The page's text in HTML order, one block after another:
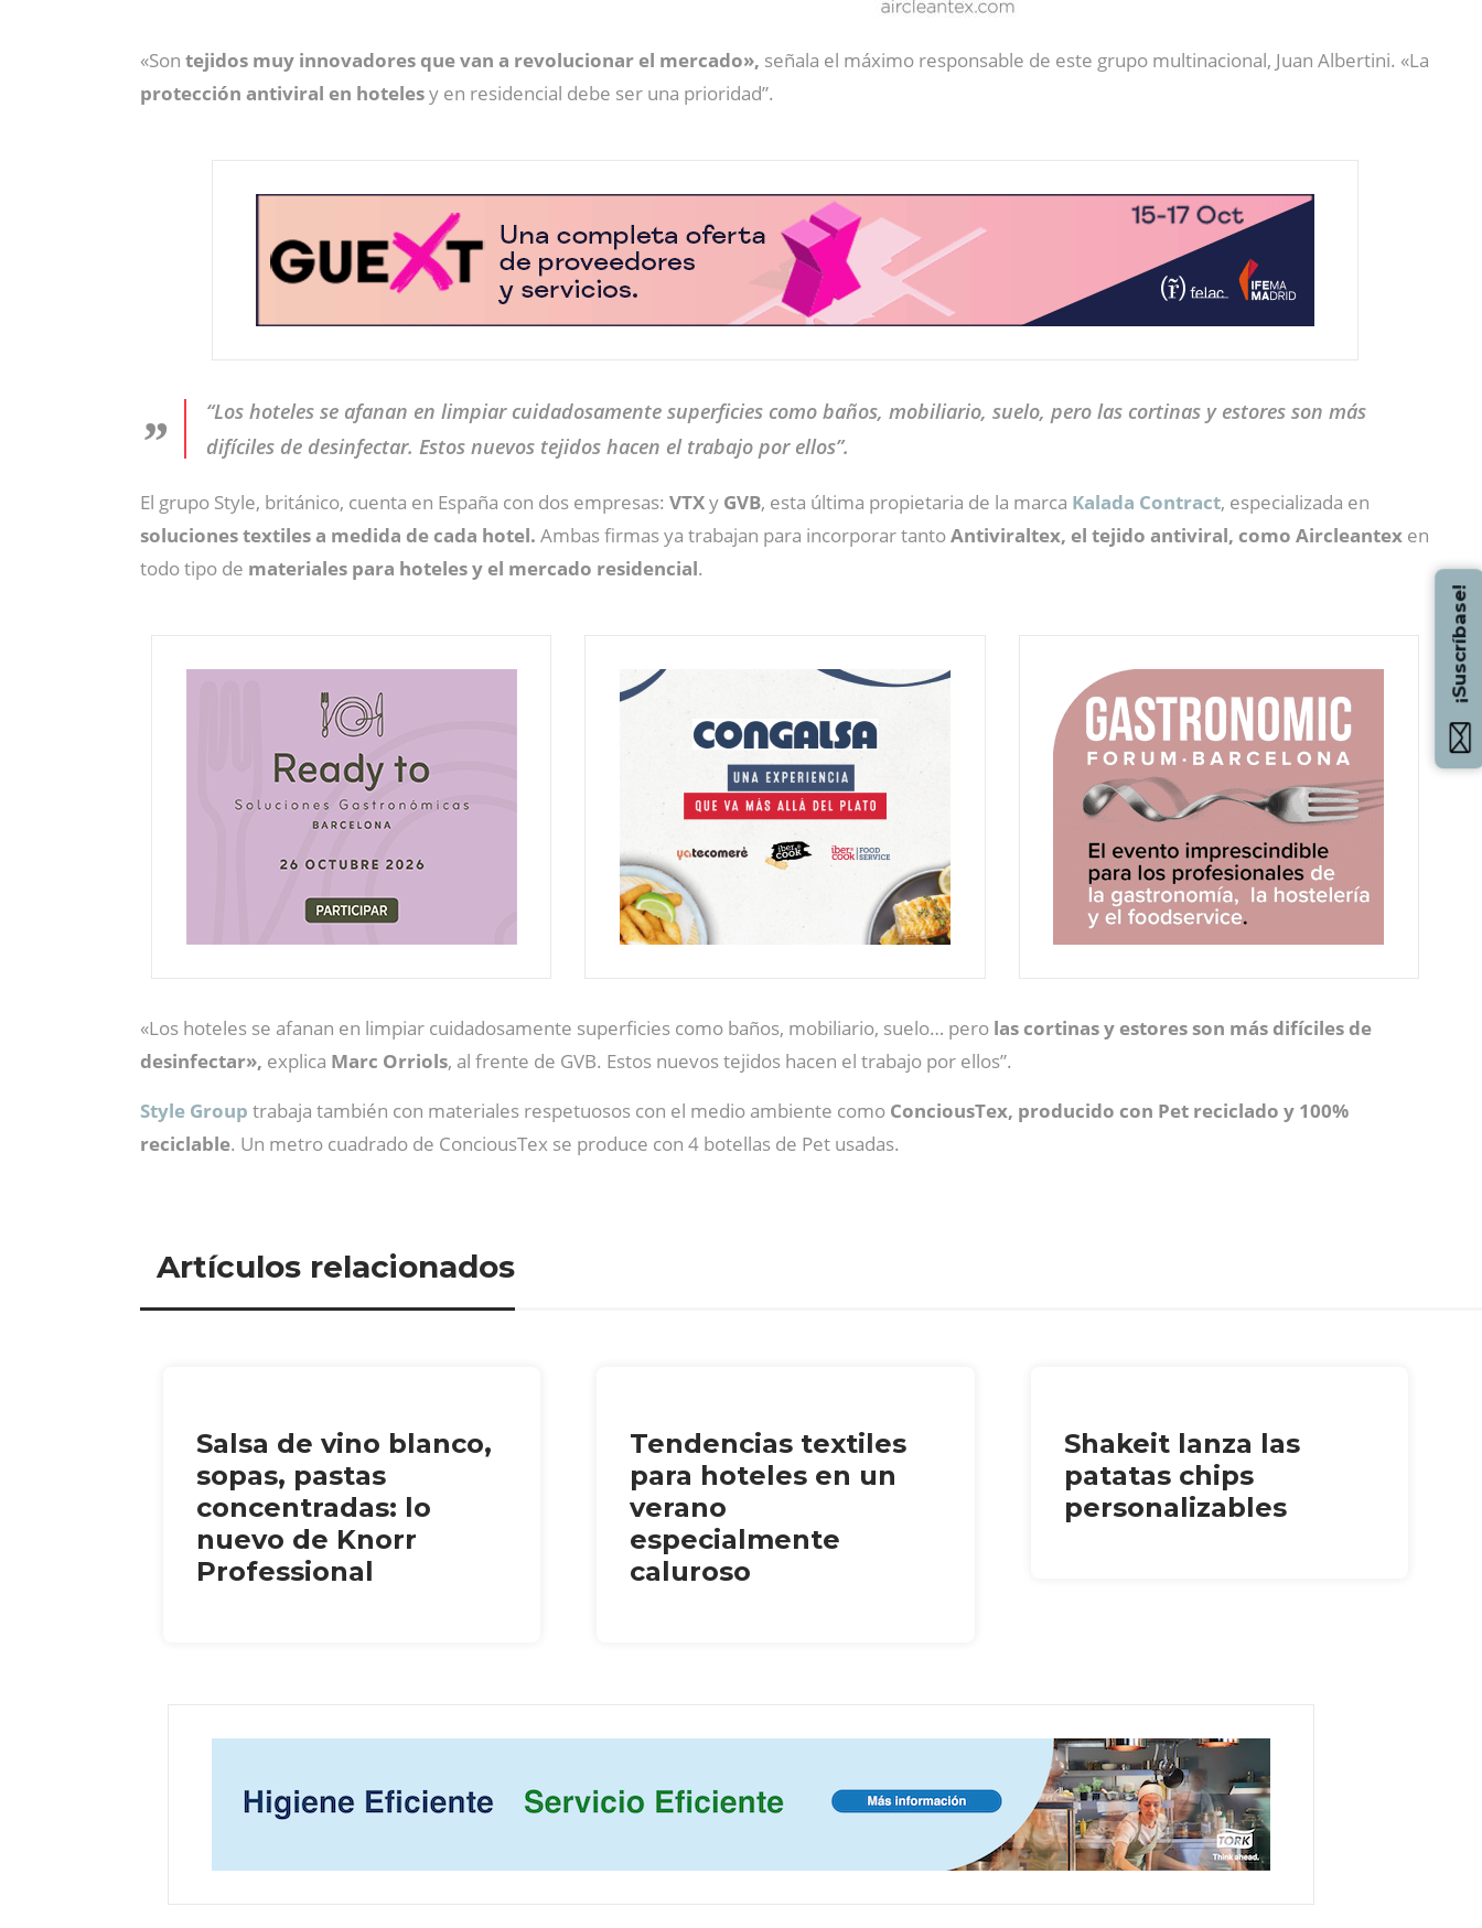
«Son tejidos muy innovadores que van a revolucionar el mercado», señala el máximo responsable de este grupo multinacional, Juan Albertini. «La
protección antiviral en hotelesy en residencial debe ser una prioridad”.
“Los hoteles se afanan en limpiar cuidadosamente superficies como baños, mobiliario, suelo, pero las cortinas y estores son más
difíciles de desinfectar. Estos nuevos tejidos hacen el trabajo por ellos”.
El grupo Style, británico, cuenta en España con dos empresas: VTXy GVB, esta última propietaria de la marca Kalada Contract, especializada en
soluciones textiles a medida de cada hotel. Ambas firmas ya trabajan para incorporar tantoAntiviraltex, el tejido antiviral, como Aircleantex en
todo tipo de materiales para hoteles y el mercado residencial.
«Los hoteles se afanan en limpiar cuidadosamente superficies como baños, mobiliario, suelo… pero las cortinas y estores son más difíciles de
desinfectar», explica Marc Orriols, al frente de GVB. Estos nuevos tejidos hacen el trabajo por ellos”.
Style Group trabaja también con materiales respetuosos con el medio ambiente como ConciousTex, producido con Pet reciclado y 100%
reciclable. Un metro cuadrado de ConciousTex se produce con 4 botellas de Pet usadas.
Artículos relacionados
Salsa de vino blanco,
sopas, pastas
concentradas: lo
nuevo de Knorr
Professional
Tendencias textiles
para hoteles en un
verano
especialmente
caluroso
Shakeit lanza las
patatas chips
personalizables
¡Suscríbase!